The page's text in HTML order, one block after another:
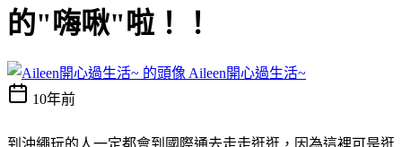
的"嗨啾"啦！！
Aileen開心過生活~
10年前
到沖繩玩的人一定都會到國際通去走走逛逛，因為這裡可是逛